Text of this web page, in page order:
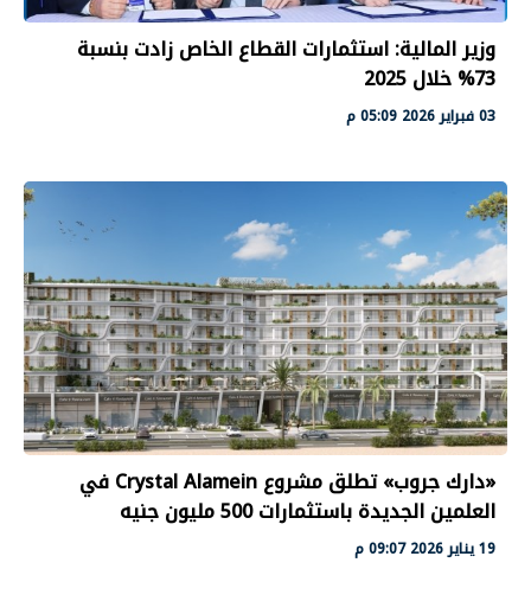
وزير المالية: استثمارات القطاع الخاص زادت بنسبة
73% خلال 2025
03 فبراير 2026 05:09 م
«دارك جروب» تطلق مشروع Crystal Alamein في
العلمين الجديدة باستثمارات 500 مليون جنيه
19 يناير 2026 09:07 م